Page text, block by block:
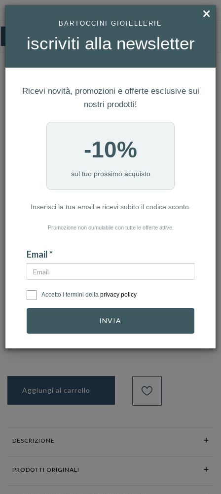
HOMEPAGE BRACCIALE ZANCAN DA UOMO IN ACCIAIO REF. EHB139
Bracciale Zancan da uomo in Acciaio
Ref. EHB139
ZANCAN
98,00 €
Aggiungi al carrello
DESCRIZIONE
PRODOTTI ORIGINALI
×
BARTOCCINI GIOIELLERIE
iscriviti alla newsletter
Ricevi novità, promozioni e offerte esclusive sui
nostri prodotti!
-10%
sul tuo prossimo acquisto
Inserisci la tua email e ricevi subito il codice sconto.
Promozione non cumulabile con tutte le offerte attive.
Email *
Accetto i termini della privacy policy
INVIA